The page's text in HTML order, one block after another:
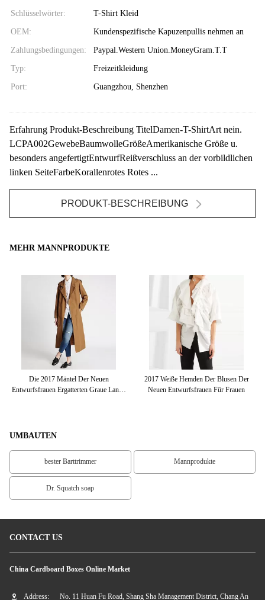
Schlüsselwörter: T-Shirt Kleid
OEM: Kundenspezifische Kapuzenpullis nehmen an
Zahlungsbedingungen: Paypal.Western Union.MoneyGram.T.T
Typ: Freizeitkleidung
Port: Guangzhou, Shenzhen
Erfahrung Produkt-Beschreibung TitelDamen-T-ShirtArt nein.
LCPA002GewebeBaumwolleGrößeAmerikanische Größe u.
besonders angefertigtEntwurfReißverschluss an der vorbildlichen
linken SeiteFarbeKorallenrotes Rotes ...
PRODUKT-BESCHREIBUNG
MEHR MANNPRODUKTE
Die 2017 Mäntel Der Neuen
Entwurfsfrauen Ergatterten Graue Lange
2017 Weiße Hemden Der Blusen Der
Neuen Entwurfsfrauen Für Frauen
UMBAUTEN
bester Barttrimmer Mannprodukte
Dr. Squatch soap
CONTACT US
China Cardboard Boxes Online Market
Address: No. 11 Huan Fu Road, Shang Sha Management District, Chang An